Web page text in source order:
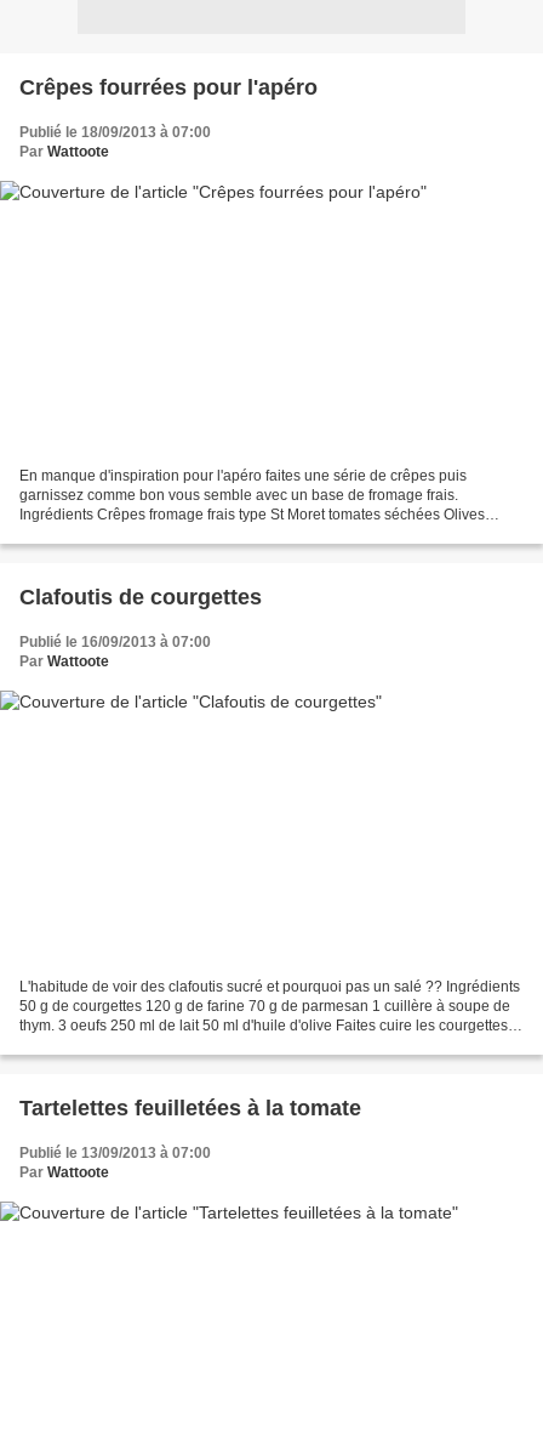
Crêpes fourrées pour l'apéro
Publié le 18/09/2013 à 07:00
Par Wattoote
En manque d'inspiration pour l'apéro faites une série de crêpes puis
garnissez comme bon vous semble avec un base de fromage frais.
Ingrédients Crêpes fromage frais type St Moret tomates séchées Olives
Clafoutis de courgettes
Publié le 16/09/2013 à 07:00
Par Wattoote
L'habitude de voir des clafoutis sucré et pourquoi pas un salé ?? Ingrédients
50 g de courgettes 120 g de farine 70 g de parmesan 1 cuillère à soupe de
thym. 3 oeufs 250 ml de lait 50 ml d'huile d'olive Faites cuire les courgettes, (
Tartelettes feuilletées à la tomate
Publié le 13/09/2013 à 07:00
Par Wattoote